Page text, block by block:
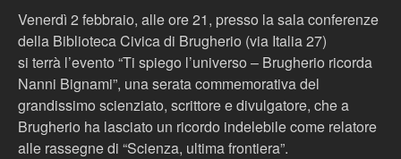
Venerdì 2 febbraio, alle ore 21, presso la sala conferenze
della Biblioteca Civica di Brugherio (via Italia 27)
si terrà l’evento “Ti spiego l’universo – Brugherio ricorda
Nanni Bignami”, una serata commemorativa del
grandissimo scienziato, scrittore e divulgatore, che a
Brugherio ha lasciato un ricordo indelebile come relatore
alle rassegne di “Scienza, ultima frontiera”.